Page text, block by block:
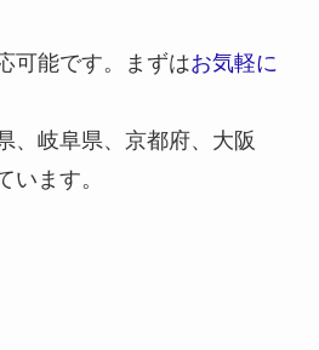
可能です。まずはお気軽に
、岐阜県、京都府、大阪
います。